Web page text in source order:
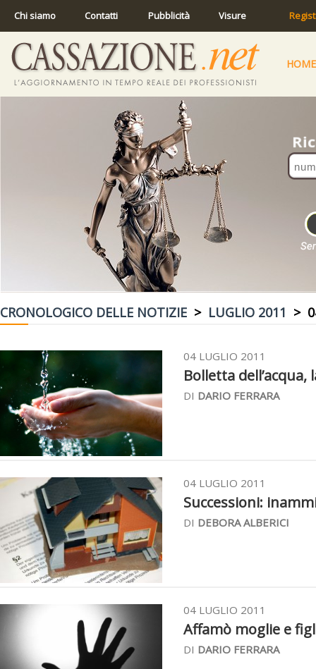
Chi siamo Contatti Pubblicità Visure
HOME
CRONOLOGICO DELLE NOTIZIE > LUGLIO 2011 >
04 LUGLIO 2011
Bolletta
DI DARIO FERRARA
04 LUGLIO 2011
Successioni:
DI DEBORA ALBERICI
04 LUGLIO 2011
Affamò moglie e
DI DARIO FERRARA